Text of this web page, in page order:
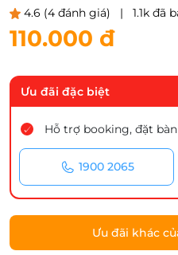
4.6 (4 đánh giá) | 1.1k đã
110.000 đ
Ưu đãi đặc biệt
Hỗ trợ booking, đặt bàn
1900 2065
Ưu đãi khác